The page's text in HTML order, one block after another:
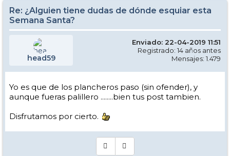
Re: ¿Alguien tiene dudas de dónde esquiar esta
Semana Santa?
head59
Enviado: 22-04-2019 11:51
Registrado: 14 años antes
Mensajes: 1.479
Yo es que de los plancheros paso (sin ofender), y
aunque fueras palillero ........bien tus post tambien.
Disfrutamos por cierto.